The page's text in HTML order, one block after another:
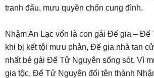
tranh đấu, mưu quyền chốn cung đình.
Nhậm An Lạc vốn là con gái Đế gia – Đế
khi bị kết tội mưu phản, Đế gia nhà tan
nhất bé gái Đế Tử Nguyên sống sót. Vì
gia tộc, Đế Tử Nguyên đổi tên thành